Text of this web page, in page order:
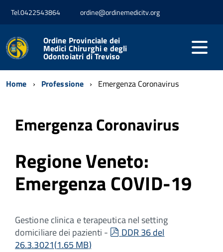
Tel.0422543864 ordine@ordinemedicitv.org
Ordine Provinciale dei
Medici Chirurghi e degli
Odontoiatri di Treviso
Home Professione Emergenza Coronavirus
Emergenza Coronavirus
Regione Veneto:
Emergenza COVID-19
Gestione clinica e terapeutica nel setting
domiciliare dei pazienti -
pdf
DDR 36 del
26.3.3021(1.65 MB)